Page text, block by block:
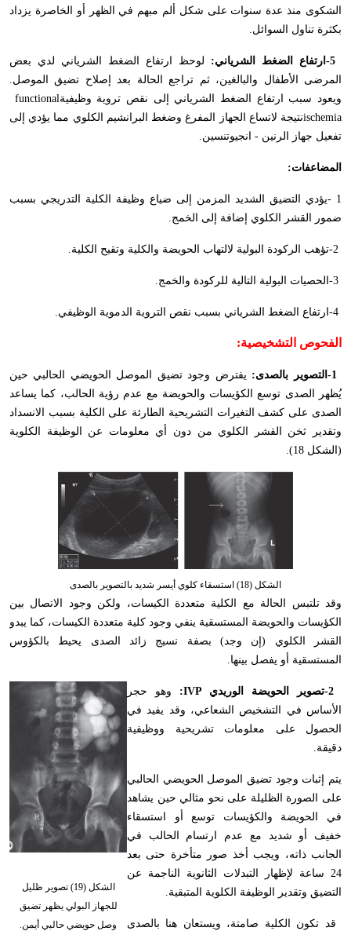
الشكوى منذ عدة سنوات على شكل ألم مبهم في الظهر أو الخاصرة يزداد
بكثرة تناول السوائل.
-5 ارتفاع الضغط الشرياني: لوحظ ارتفاع الضغط الشرياني لدي بعض
المرضى الأطفال والبالغين، ثم تراجع الحالة بعد إصلاح تضيق الموصل.
ويعود سبب ارتفاع الضغط الشرياني إلى نقص تروية وظيفيةfunctional
ischemiaنتيجة لاتساع الجهاز المفرغ وضغط البرانشيم الكلوي مما يؤدي إلى
تفعيل جهاز الرنين - انجيوتنسين.
المضاعفات:
- 1يؤدي التضيق الشديد المزمن إلى ضياع وظيفة الكلية التدريجي بسبب
ضمور القشر الكلوي إضافة إلى الخمج.
-2تؤهب الركودة البولية لالتهاب الحويضة والكلية وتقيح الكلية.
-3 الحصيات البولية التالية للركودة والخمج.
-4 ارتفاع الضغط الشرياني بسبب نقص التروية الدموية الوظيفي.
الفحوص التشخيصية:
-1 التصوير بالصدى: يفترض وجود تضيق الموصل الحويضي الحالبي حين
يُظهر الصدى توسع الكؤيسات والحويضة مع عدم رؤية الحالب، كما يساعد
الصدى على كشف التغيرات التشريحية الطارئة على الكلية بسبب الانسداد
وتقدير ثخن القشر الكلوي من دون أي معلومات عن الوظيفة الكلوية
(الشكل 18).
الشكل (18) استسقاء كلوي أيسر شديد بالتصوير بالصدى
وقد تلتبس الحالة مع الكلية متعددة الكيسات، ولكن وجود الاتصال بين
الكؤيسات والحويضة المستسقية ينفي وجود كلية متعددة الكيسات، كما يبدو
القشر الكلوي (إن وجد) بصفة نسيج زائد الصدى يحيط بالكؤوس
المستسقية أو يفصل بينها.
الشكل (19) تصوير ظليل
للجهاز البولي يظهر تضيق
وصل حويضي حالبي أيمن.
-2تصوير الحويضة الوريدي :IVP وهو حجر
الأساس في التشخيص الشعاعي، وقد يفيد في
الحصول على معلومات تشريحية ووظيفية
دقيقة.
يتم إثبات وجود تضيق الموصل الحويضي الحالبي
على الصورة الظليلة على نحو مثالي حين يشاهد
في الحويضة والكؤيسات توسع أو استسقاء
خفيف أو شديد مع عدم ارتسام الحالب في
الجانب ذاته، ويجب أخذ صور متأخرة حتى بعد
24 ساعة لإظهار التبدلات الثانوية الناجمة عن
التضيق وتقدير الوظيفة الكلوية المتبقية.
قد تكون الكلية صامتة، ويستعان هنا بالصدى